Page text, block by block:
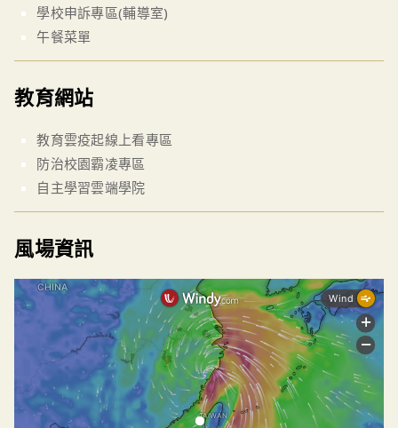
學校申訴專區(輔導室)
午餐菜單
教育網站
教育雲疫起線上看專區
防治校園霸凌專區
自主學習雲端學院
風場資訊